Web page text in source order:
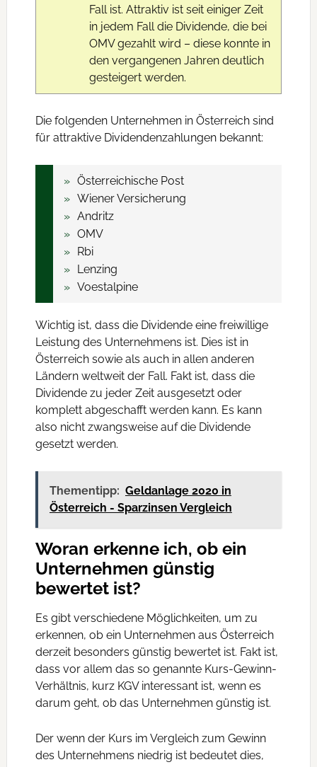
Fall ist. Attraktiv ist seit einiger Zeit
in jedem Fall die Dividende, die bei
OMV gezahlt wird – diese konnte in
den vergangenen Jahren deutlich
gesteigert werden.
Die folgenden Unternehmen in Österreich sind
für attraktive Dividendenzahlungen bekannt:
Österreichische Post
Wiener Versicherung
Andritz
OMV
Rbi
Lenzing
Voestalpine
Wichtig ist, dass die Dividende eine freiwillige
Leistung des Unternehmens ist. Dies ist in
Österreich sowie als auch in allen anderen
Ländern weltweit der Fall. Fakt ist, dass die
Dividende zu jeder Zeit ausgesetzt oder
komplett abgeschafft werden kann. Es kann
also nicht zwangsweise auf die Dividende
gesetzt werden.
Thementipp: Geldanlage 2020 in
Österreich - Sparzinsen Vergleich
Woran erkenne ich, ob ein
Unternehmen günstig
bewertet ist?
Es gibt verschiedene Möglichkeiten, um zu
erkennen, ob ein Unternehmen aus Österreich
derzeit besonders günstig bewertet ist. Fakt ist,
dass vor allem das so genannte Kurs-Gewinn-
Verhältnis, kurz KGV interessant ist, wenn es
darum geht, ob das Unternehmen günstig ist.
Der wenn der Kurs im Vergleich zum Gewinn
des Unternehmens niedrig ist bedeutet dies,